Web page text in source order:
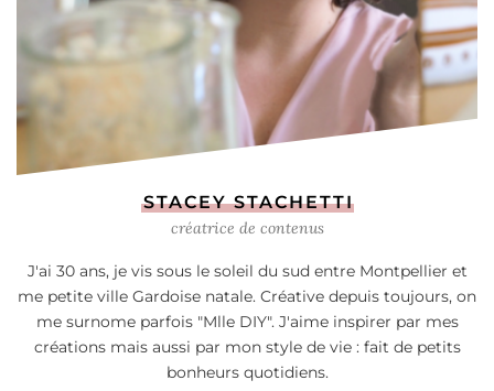
STACEY STACHETTI
créatrice de contenus
J'ai 30 ans, je vis sous le soleil du sud entre Montpellier et
me petite ville Gardoise natale. Créative depuis toujours, on
me surnome parfois "Mlle DIY". J'aime inspirer par mes
créations mais aussi par mon style de vie : fait de petits
bonheurs quotidiens.